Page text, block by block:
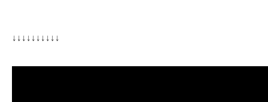
↓↓↓↓↓↓↓↓↓↓